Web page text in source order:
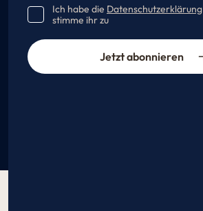
Ich habe die Datenschutzerklärung
stimme ihr zu
Jetzt abonnieren